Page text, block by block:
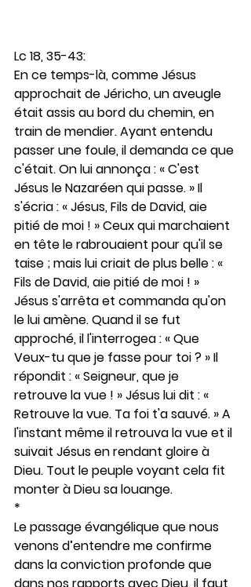
Lc 18, 35-43:
En ce temps-là, comme Jésus
approchait de Jéricho, un aveugle
était assis au bord du chemin, en
train de mendier. Ayant entendu
passer une foule, il demanda ce que
c'était. On lui annonça : « C'est
Jésus le Nazaréen qui passe. » Il
s'écria : « Jésus, Fils de David, aie
pitié de moi ! » Ceux qui marchaient
en tête le rabrouaient pour qu'il se
taise ; mais lui criait de plus belle : «
Fils de David, aie pitié de moi ! »
Jésus s'arrêta et commanda qu'on
le lui amène. Quand il se fut
approché, il l'interrogea : « Que
Veux-tu que je fasse pour toi ? » Il
répondit : « Seigneur, que je
retrouve la vue ! » Jésus lui dit : «
Retrouve la vue. Ta foi t'a sauvé. » A
l'instant même il retrouva la vue et il
suivait Jésus en rendant gloire à
Dieu. Tout le peuple voyant cela fit
monter à Dieu sa louange.
*
Le passage évangélique que nous
venons d’entendre me confirme
dans la conviction profonde que
dans nos rapports avec Dieu, il faut